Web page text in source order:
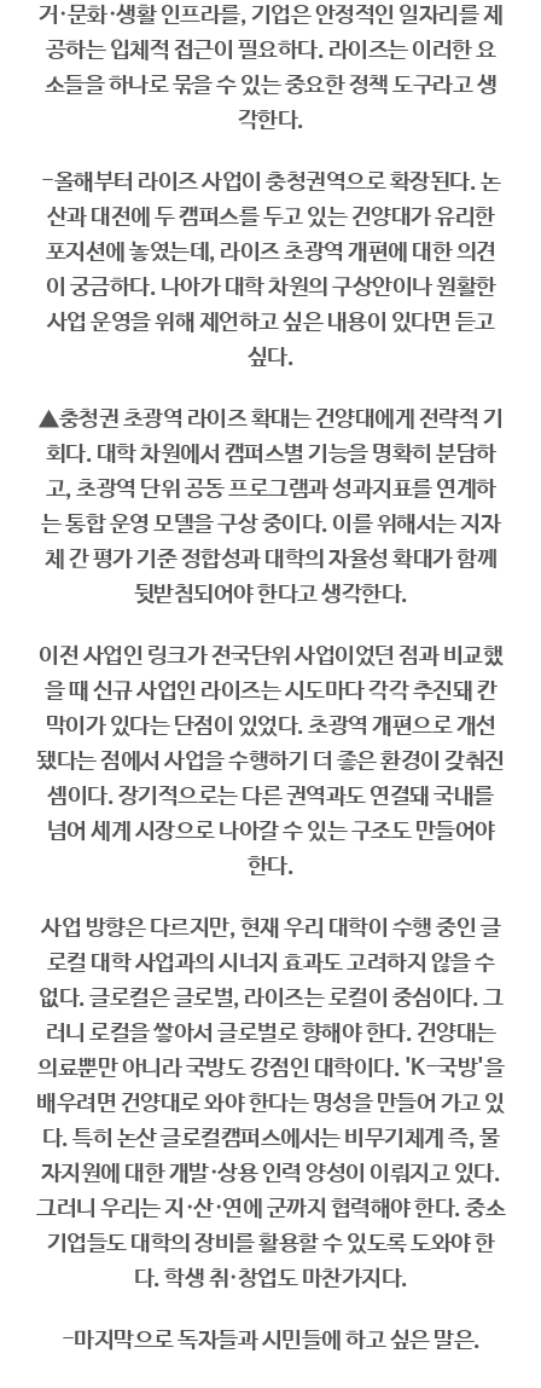
거·문화·생활 인프라를, 기업은 안정적인 일자리를 제
공하는 입체적 접근이 필요하다. 라이즈는 이러한 요
소들을 하나로 묶을 수 있는 중요한 정책 도구라고 생
각한다.
-올해부터 라이즈 사업이 충청권역으로 확장된다. 논
산과 대전에 두 캠퍼스를 두고 있는 건양대가 유리한
포지션에 놓였는데, 라이즈 초광역 개편에 대한 의견
이 궁금하다. 나아가 대학 차원의 구상안이나 원활한
사업 운영을 위해 제언하고 싶은 내용이 있다면 듣고
싶다.
▲충청권 초광역 라이즈 확대는 건양대에게 전략적 기
회다. 대학 차원에서 캠퍼스별 기능을 명확히 분담하
고, 초광역 단위 공동 프로그램과 성과지표를 연계하
는 통합 운영 모델을 구상 중이다. 이를 위해서는 지자
체 간 평가 기준 정합성과 대학의 자율성 확대가 함께
뒷받침되어야 한다고 생각한다.
이전 사업인 링크가 전국단위 사업이었던 점과 비교했
을 때 신규 사업인 라이즈는 시도마다 각각 추진돼 칸
막이가 있다는 단점이 있었다. 초광역 개편으로 개선
됐다는 점에서 사업을 수행하기 더 좋은 환경이 갖춰진
셈이다. 장기적으로는 다른 권역과도 연결돼 국내를
넘어 세계 시장으로 나아갈 수 있는 구조도 만들어야
한다.
사업 방향은 다르지만, 현재 우리 대학이 수행 중인 글
로컬 대학 사업과의 시너지 효과도 고려하지 않을 수
없다. 글로컬은 글로벌, 라이즈는 로컬이 중심이다. 그
러니 로컬을 쌓아서 글로벌로 향해야 한다. 건양대는
의료뿐만 아니라 국방도 강점인 대학이다. 'K-국방'을
배우려면 건양대로 와야 한다는 명성을 만들어 가고 있
다. 특히 논산 글로컬캠퍼스에서는 비무기체계 즉, 물
자지원에 대한 개발·상용 인력 양성이 이뤄지고 있다.
그러니 우리는 지·산·연에 군까지 협력해야 한다. 중소
기업들도 대학의 장비를 활용할 수 있도록 도와야 한
다. 학생 취·창업도 마찬가지다.
-마지막으로 독자들과 시민들에 하고 싶은 말은.